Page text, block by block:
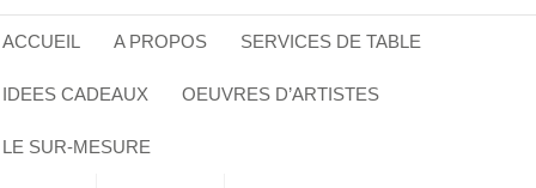
ACCUEIL A PROPOS SERVICES DE TABLE
IDEES CADEAUX OEUVRES D’ARTISTES
LE SUR-MESURE